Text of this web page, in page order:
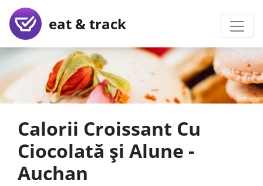
eat & track
Calorii Croissant Cu
Ciocolată și Alune -
Auchan